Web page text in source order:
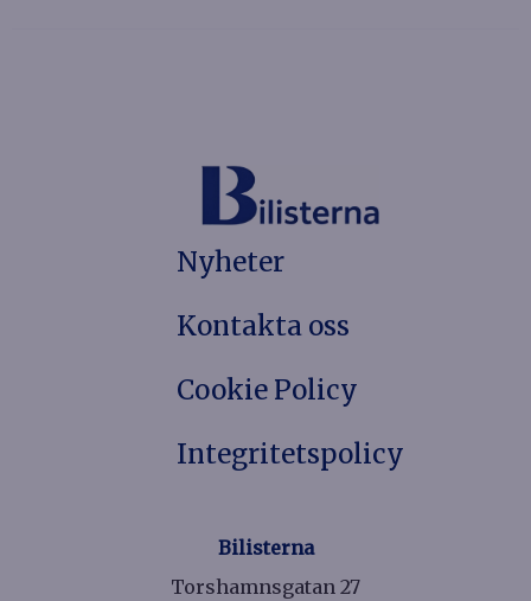
Nyheter
Kontakta oss
Cookie Policy
Integritetspolicy
Bilisterna
Torshamnsgatan 27